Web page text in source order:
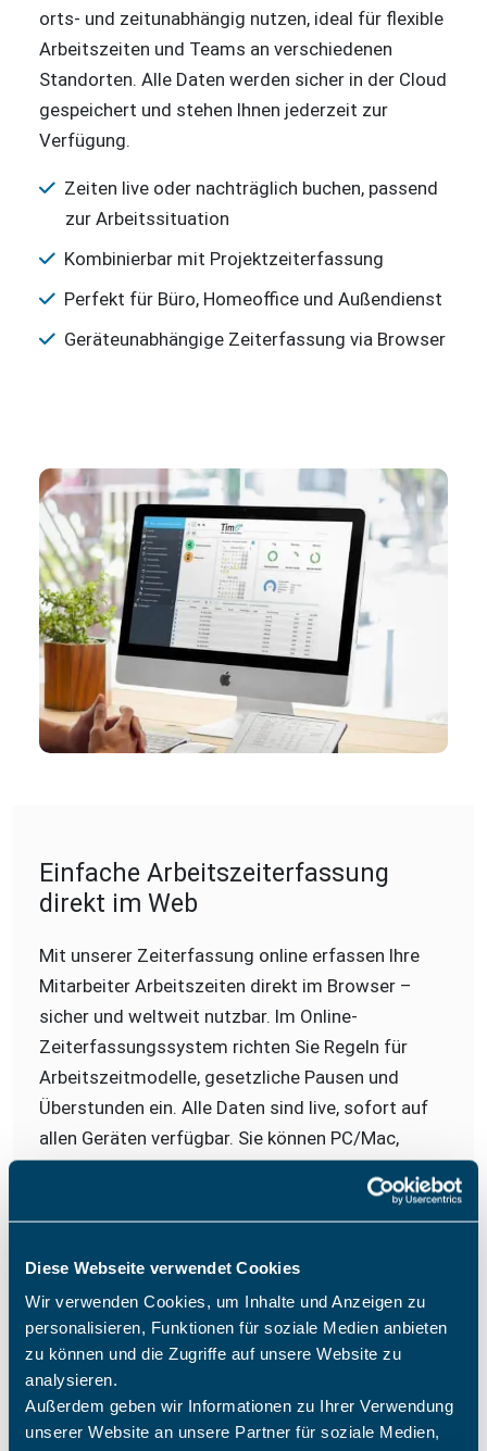
Diese Webseite verwendet Cookies
Wir verwenden Cookies, um Inhalte und Anzeigen zu
personalisieren, Funktionen für soziale Medien anbieten
zu können und die Zugriffe auf unsere Website zu
analysieren.
Außerdem geben wir Informationen zu Ihrer Verwendung
unserer Website an unsere Partner für soziale Medien,
orts- und zeitunabhängig nutzen, ideal für flexible
Arbeitszeiten und Teams an verschiedenen
Standorten. Alle Daten werden sicher in der Cloud
gespeichert und stehen Ihnen jederzeit zur
Verfügung.
Zeiten live oder nachträglich buchen, passend
zur Arbeitssituation
Kombinierbar mit Projektzeiterfassung
Perfekt für Büro, Homeoffice und Außendienst
Geräteunabhängige Zeiterfassung via Browser
Einfache Arbeitszeiterfassung
direkt im Web
Mit unserer Zeiterfassung online erfassen Ihre
Mitarbeiter Arbeitszeiten direkt im Browser –
sicher und weltweit nutzbar. Im Online-
Zeiterfassungssystem richten Sie Regeln für
Arbeitszeitmodelle, gesetzliche Pausen und
Überstunden ein. Alle Daten sind live, sofort auf
allen Geräten verfügbar. Sie können PC/Mac,
nutzen, die Daten werden synchronisiert.
werden durch HR-Teams verwaltet
Manuelle Nachbearbeitung von Arbeitszeiten
und Pausen
Flexible Einstellungen für Pausenzeiten
Überstundenmanagement mit